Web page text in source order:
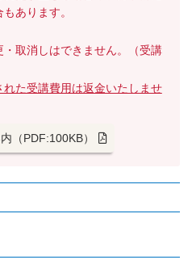
あります。
取消しはできません。（受講
た受講費用は返金いたしませ
（PDF:100KB）